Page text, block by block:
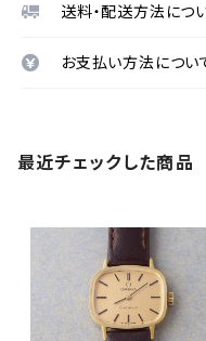
送料・配送方法につ
お支払い方法につい
最近チェックした商品